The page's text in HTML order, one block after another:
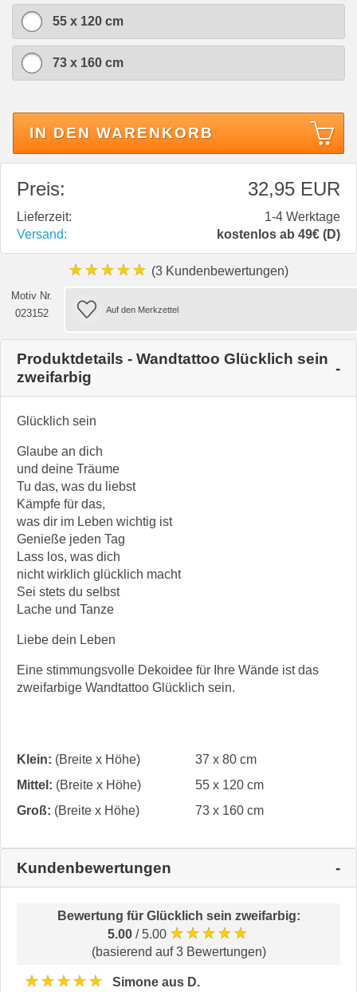
55 x 120 cm
73 x 160 cm
IN DEN WARENKORB
Preis: 32,95 EUR
Lieferzeit:
1-4 Werktage
Versand:
kostenlos ab 49€ (D)
★★★★★ (3 Kundenbewertungen)
Motiv Nr.
023152
Produktdetails - Wandtattoo Glücklich sein
zweifarbig
Glücklich sein
Glaube an dich
und deine Träume
Tu das, was du liebst
Kämpfe für das,
was dir im Leben wichtig ist
Genieße jeden Tag
Lass los, was dich
nicht wirklich glücklich macht
Sei stets du selbst
Lache und Tanze
Liebe dein Leben
Eine stimmungsvolle Dekoidee für Ihre Wände ist das
zweifarbige Wandtattoo Glücklich sein.
Klein: (Breite x Höhe)
37 x 80 cm
Mittel: (Breite x Höhe)
55 x 120 cm
Groß: (Breite x Höhe) 73 x 160 cm
Kundenbewertungen
Bewertung für Glücklich sein zweifarbig:
5.00 / 5.00 ★★★★★
(basierend auf 3 Bewertungen)
★★★★★
Simone aus D.